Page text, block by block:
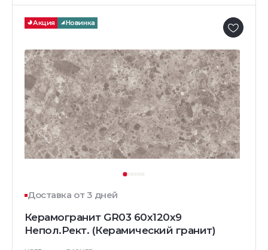
Акция Новинка
Доставка от 3 дней
Керамогранит GR03 60x120x9
Непол.Рект. (Керамический гранит)